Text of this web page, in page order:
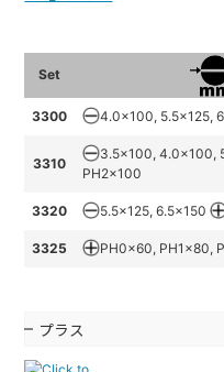
Set
3300 4.0x100, 5.5x125,
3310
3.5x100, 4.0x100,
PH2x100
3320 5.5x125, 6.5x150
3325 PH0x60, PH1x80,
プラス